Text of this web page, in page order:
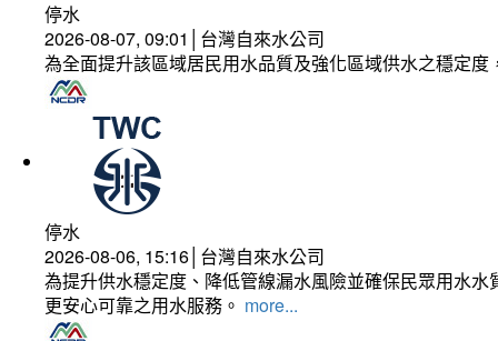
停水
2026-08-07, 09:01│台灣自來水公司
為全面提升該區域居民用水品質及強化區域供水之穩定
停水
2026-08-06, 15:16│台灣自來水公司
為提升供水穩定度、降低管線漏水風險並確保民眾用水
更安心可靠之用水服務。 more...